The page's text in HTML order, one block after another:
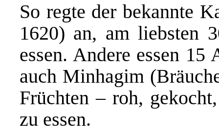
So regte der bekannte
1620) an, am liebsten
essen. Andere essen
auch Minhagim
Früchten – roh,
zu essen.